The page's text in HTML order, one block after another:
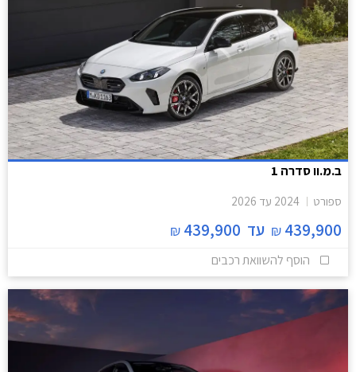
ב.מ.וו סדרה 1
ספורט 2024 עד 2026
439,900
₪ עד 439,900
₪
הוסף להשוואת רכבים